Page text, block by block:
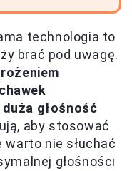
technologia to
brać pod uwagę.
głośność
aby stosować
warto nie słuchać
głośności